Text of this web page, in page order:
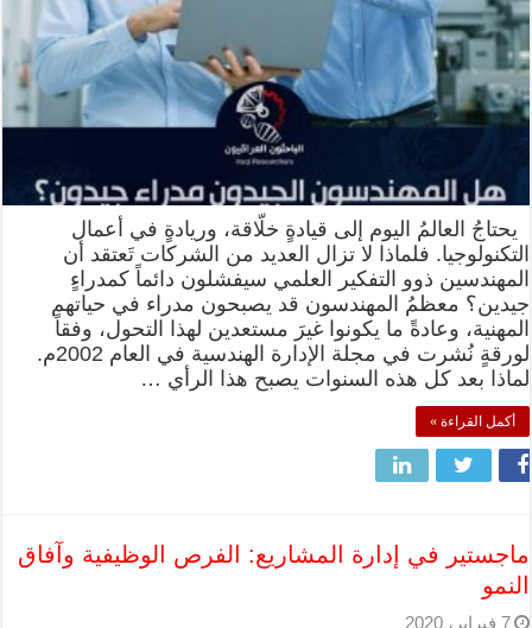
يحتاجُ العالمُ اليوم إلى قيادةٍ خلّاقة، وريادةٍ في أعمال
التكنولوجيا. فلماذا لا تزال العديد من الشركات تَعتقد أن
المهندسين ذوو التفكير العلمي سيفشلون دائماً كمدراءٍ
جيدين؟ معظمُ المهندسون قد يصبحون مدراء في حياتهم
المهنية، وعادةً ما يكونوا غيرَ مستعدين لهذا التحول، وفقاً
لورقةٍ نُشرت في مجلة الإدارة الهندسية في العام 2002م.
لماذا بعد كل هذه السنوات يصبح هذا الرأي …
أكمل القراءة »
ماجستير في إدارة المشاريع: الفرص الوظيفية وآفاق
النمو
7 فبراير، 2020